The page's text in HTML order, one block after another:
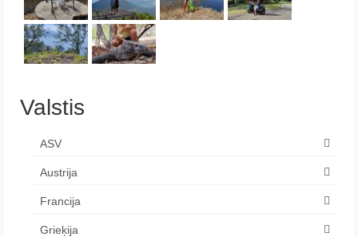
Valstis
ASV
Austrija
Francija
Grieķija